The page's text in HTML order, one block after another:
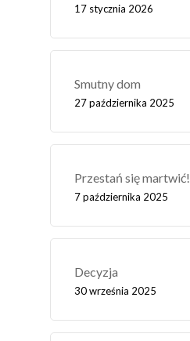
17 stycznia 2026
Smutny dom
27 października 2025
Przestań się martwić!
7 października 2025
Decyzja
30 września 2025